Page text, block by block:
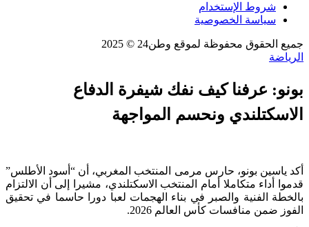
شروط الإستخدام
سياسة الخصوصية
جميع الحقوق محفوظة لموقع وطن24 © 2025
الرياضة
بونو: عرفنا كيف نفك شيفرة الدفاع
الاسكتلندي ونحسم المواجهة
أكد ياسين بونو، حارس مرمى المنتخب المغربي، أن “أسود الأطلس”
قدموا أداء متكاملا أمام المنتخب الاسكتلندي، مشيرا إلى أن الالتزام
بالخطة الفنية والصبر في بناء الهجمات لعبا دورا حاسما في تحقيق
الفوز ضمن منافسات كأس العالم 2026.